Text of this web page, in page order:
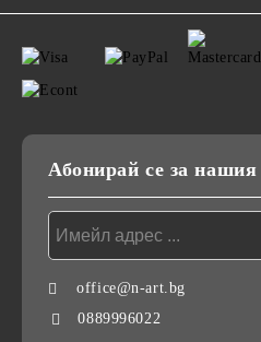
Абонирай се за
office@n-art.bg
0889996022